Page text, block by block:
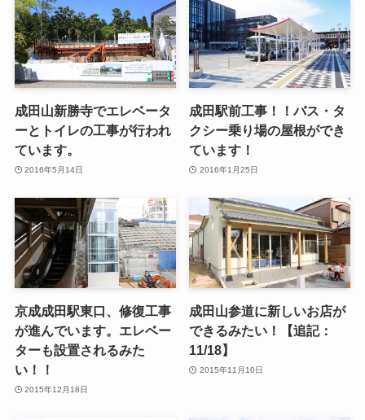
成田山新勝寺でエレベータ
ーとトイレの工事が行われ
ています。
2016年5月14日
成田駅前工事！！バス・タ
クシー乗り場の屋根ができ
ています！
2016年1月25日
京成成田駅東口、修復工事
が進んでいます。エレベー
ターも設置されるみた
い！！
2015年12月18日
成田山参道に新しいお店が
できるみたい！【追記：
11/18】
2015年11月10日